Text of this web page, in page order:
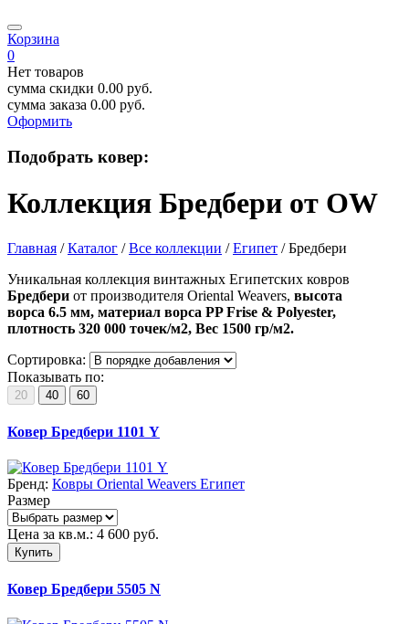
Корзина
0
Нет товаров
сумма скидки 0.00 руб.
сумма заказа 0.00 руб.
Оформить
Подобрать ковер:
Коллекция Бредбери от OW
Главная / Каталог / Все коллекции / Египет / Бредбери
Уникальная коллекция винтажных Египетских ковров
Бредбери от производителя Oriental Weavers, высота
ворса 6.5 мм, материал ворса PP Frise & Polyester,
плотность 320 000 точек/м2, Вес 1500 гр/м2.
Сортировка:
Показывать по:
20 40 60
Ковер Бредбери 1101 Y
Бренд: Ковры Oriental Weavers Египет
Размер
Цена за кв.м.: 4 600 руб.
Купить
Ковер Бредбери 5505 N